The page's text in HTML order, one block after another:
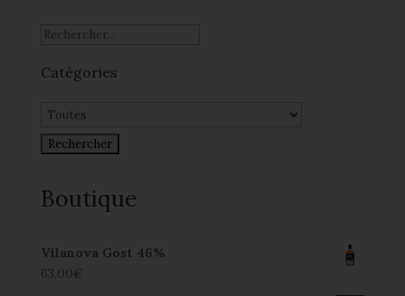
Catégories
Boutique
Vilanova Gost 46%
63,00€